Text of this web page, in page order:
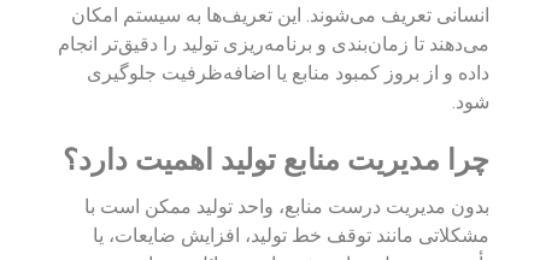
انسانی تعریف می‌شوند. این تعریف‌ها به سیستم امکان
می‌دهند تا زمان‌بندی و برنامه‌ریزی تولید را دقیق‌تر انجام
داده و از بروز کمبود منابع یا اضافه‌ظرفیت جلوگیری
شود.
چرا مدیریت منابع تولید اهمیت دارد؟
بدون مدیریت درست منابع، واحد تولید ممکن است با
مشکلاتی مانند توقف خط تولید، افزایش ضایعات، یا